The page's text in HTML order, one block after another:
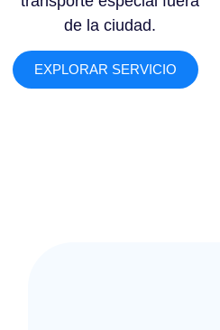
de la ciudad.
EXPLORAR SERVICIO